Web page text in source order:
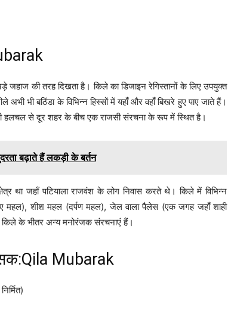
की तरह दिखता है। किले का डिजाइन रेगिस्तानों के लिए उपयुक्त
भी बठिंडा के विभिन्न हिस्सों में यहाँ और वहाँ बिखरे हुए पाए जाते हैं।
हलचल से दूर शहर के बीच एक राजसी संरचना के रूप में स्थित है।
बढ़ाते हैं लकड़ी के बर्तन
था जहाँ पटियाला राजवंश के लोग निवास करते थे। किले में विभिन्न
महल), शीश महल (दर्पण महल), जेल वाला पैलेस (एक जगह जहाँ शाही
के भीतर अन्य मनोरंजक संरचनाएं हैं।
Mubarak